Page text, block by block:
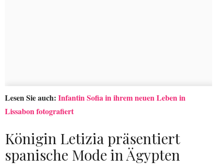
Lesen Sie auch: Infantin Sofia in ihrem neuen Leben in
Lissabon fotografiert
Königin Letizia präsentiert
spanische Mode in Ägypten